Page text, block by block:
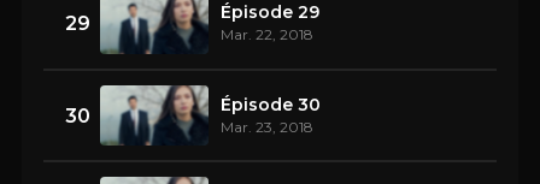
29 Épisode 29
Mar. 22, 2018
30 Épisode 30
Mar. 23, 2018